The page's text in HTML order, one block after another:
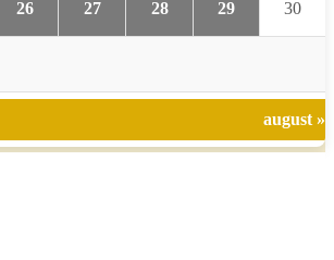
26 27 28 29 30
august »